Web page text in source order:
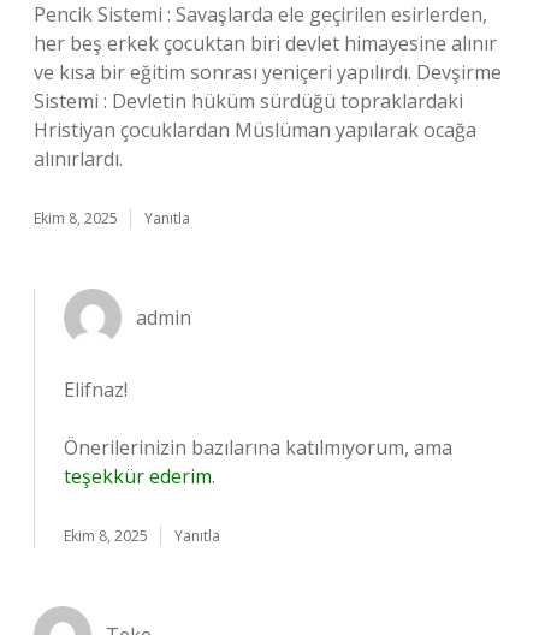
Pencik Sistemi : Savaşlarda ele geçirilen esirlerden,
her beş erkek çocuktan biri devlet himayesine alınır
ve kısa bir eğitim sonrası yeniçeri yapılırdı. Devşirme
Sistemi : Devletin hüküm sürdüğü topraklardaki
Hristiyan çocuklardan Müslüman yapılarak ocağa
alınırlardı.
Ekim 8, 2025 Yanıtla
admin
Elifnaz!
Önerilerinizin bazılarına katılmıyorum, ama
teşekkür ederim.
Ekim 8, 2025 Yanıtla